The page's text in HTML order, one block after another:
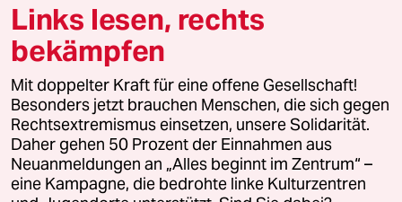
© 2026 taz Verlags und Vertriebs GmbH
Alle Rechte vorbehalten. Bei rechtlichen Fragen oder für Genehmigungen
wenden Sie sich bitte an
lizenzen@taz.de
Feedback Redaktionsstatut Kommune-Richtlinien
Leitlinie Informant Datenschutz Impressum AGB
Links lesen, rechts
bekämpfen
Mit doppelter Kraft für eine offene Gesellschaft!
Besonders jetzt brauchen Menschen, die sich gegen
Rechtsextremismus einsetzen, unsere Solidarität.
Daher gehen 50 Prozent der Einnahmen aus
Neuanmeldungen an „Alles beginnt im Zentrum“ –
eine Kampagne, die bedrohte linke Kulturzentren